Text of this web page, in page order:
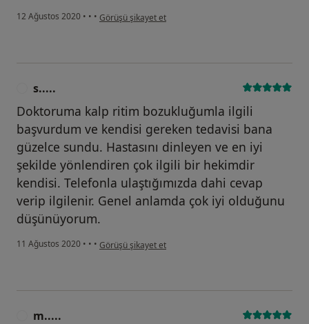
12 Ağustos 2020 • • • kullanıcının görüşüne göre s....
Görüşü şikayet et
s.....
Doktoruma kalp ritim bozukluğumla ilgili
başvurdum ve kendisi gereken tedavisi bana
güzelce sundu. Hastasını dinleyen ve en iyi
şekilde yönlendiren çok ilgili bir hekimdir
kendisi. Telefonla ulaştığımızda dahi cevap
verip ilgilenir. Genel anlamda çok iyi olduğunu
düşünüyorum.
11 Ağustos 2020 • • • kullanıcının görüşüne göre s.....
Görüşü şikayet et
m.....